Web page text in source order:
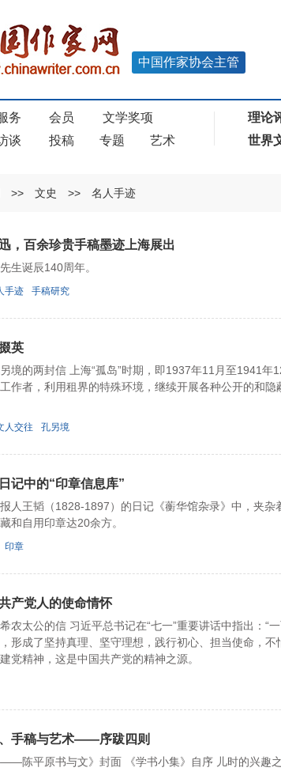
中国作家协会主管
务 会员
文学奖项
谈 投稿 专题 艺术
理论
世界
>> 文史 >> 名人手迹
，百余珍贵手稿墨迹上海展出
诞辰140周年。
手迹 手稿研究
英
的两封信 上海“孤岛”时期，即1937年11月至1941年
作者，利用租界的特殊环境，继续开展各种公开的和
人交往 孔另境
记中的“印章信息库”
王韬（1828-1897）的日记《蘅华馆杂录》中，夹杂
和自用印章达20余方。
印章
产党人的使命情怀
太公的信 习近平总书记在“七一”重要讲话中指出：“
形成了坚持真理、坚守理想，践行初心、担当使命，不
党精神，这是中国共产党的精神之源。
手稿与艺术——序跋四则
平原书与文》封面 《学书小集》自序 儿时的兴趣之